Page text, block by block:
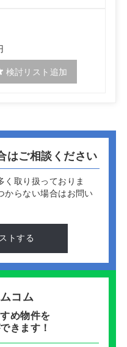
検討リスト追加
はご相談ください
く取り扱っておりま
からない場合はお問い
トする
コム
め物件を
きます！